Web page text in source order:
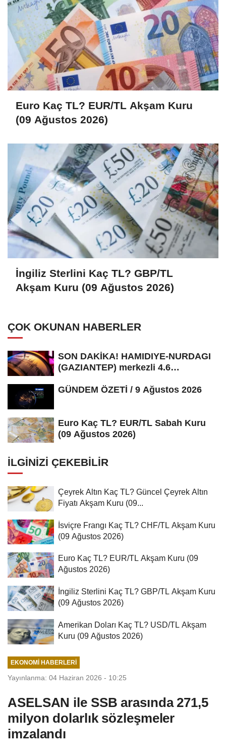
Euro Kaç TL? EUR/TL Akşam Kuru
(09 Ağustos 2026)
İngiliz Sterlini Kaç TL? GBP/TL
Akşam Kuru (09 Ağustos 2026)
ÇOK OKUNAN HABERLER
SON DAKİKA! HAMIDIYE-NURDAGI
(GAZIANTEP) merkezli 4.6
GÜNDEM ÖZETİ / 9 Ağustos 2026
Euro Kaç TL? EUR/TL Sabah Kuru
(09 Ağustos 2026)
İLGINIZI ÇEKEBILIR
Çeyrek Altın Kaç TL? Güncel Çeyrek Altın
Fiyatı Akşam Kuru (09...
İsviçre Frangı Kaç TL? CHF/TL Akşam Kuru
(09 Ağustos 2026)
Euro Kaç TL? EUR/TL Akşam Kuru (09
Ağustos 2026)
İngiliz Sterlini Kaç TL? GBP/TL Akşam Kuru
(09 Ağustos 2026)
Amerikan Doları Kaç TL? USD/TL Akşam
Kuru (09 Ağustos 2026)
EKONOMI HABERLERI
Yayınlanma: 04 Haziran 2026 - 10:25
ASELSAN ile SSB arasında 271,5
milyon dolarlık sözleşmeler
imzalandı